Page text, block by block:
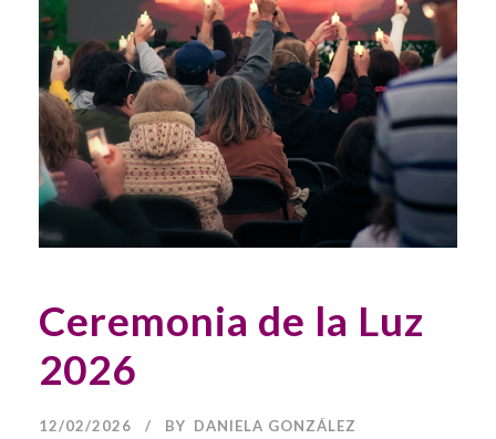
Ceremonia de la Luz
2026
12/02/2026 BY DANIELA GONZÁLEZ